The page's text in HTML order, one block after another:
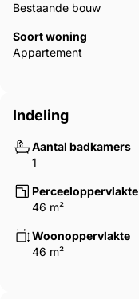
Bestaande bouw
Soort woning
Appartement
Indeling
Aantal badkamers
1
Perceeloppervlakte
46 m²
Woonoppervlakte
46 m²